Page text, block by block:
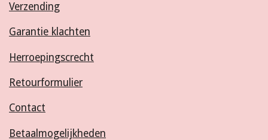
Verzending
Garantie klachten
Herroepingscrecht
Retourformulier
Contact
Betaalmogelijkheden